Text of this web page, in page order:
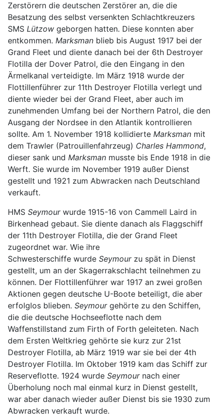
Zerstörern die deutschen Zerstörer an, die die
Besatzung des selbst versenkten Schlachtkreuzers
SMS Lützow geborgen hatten. Diese konnten aber
entkommen. Marksman blieb bis August 1917 bei der
Grand Fleet und diente danach bei der 6th Destroyer
Flotilla der Dover Patrol, die den Eingang in den
Ärmelkanal verteidigte. Im März 1918 wurde der
Flottillenführer zur 11th Destroyer Flotilla verlegt und
diente wieder bei der Grand Fleet, aber auch im
zunehmenden Umfang bei der Northern Patrol, die den
Ausgang der Nordsee in den Atlantik kontrollieren
sollte. Am 1. November 1918 kollidierte Marksman mit
dem Trawler (Patrouillenfahrzeug) Charles Hammond,
dieser sank und Marksman musste bis Ende 1918 in die
Werft. Sie wurde im November 1919 außer Dienst
gestellt und 1921 zum Abwracken nach Deutschland
verkauft.
HMS Seymourwurde 1915-16 von Cammell Laird in
Birkenhead gebaut. Sie diente danach als Flaggschiff
der 11th Destroyer Flotilla, die der Grand Fleet
zugeordnet war. Wie ihre
Schwesterschiffe wurde Seymourzu spät in Dienst
gestellt, um an der Skagerrakschlacht teilnehmen zu
können. Der Flottillenführer war 1917 an zwei großen
Aktionen gegen deutsche U-Boote beteiligt, die aber
erfolglos blieben. Seymourgehörte zu den Schiffen,
die die deutsche Hochseeflotte nach dem
Waffenstillstand zum Firth of Forth geleiteten. Nach
dem Ersten Weltkrieg gehörte sie kurz zur 21st
Destroyer Flotilla, ab März 1919 war sie bei der 4th
Destroyer Flotilla. Im Oktober 1919 kam das Schiff zur
Reserveflotte. 1924 wurde Seymournach einer
Überholung noch mal einmal kurz in Dienst gestellt,
war aber danach wieder außer Dienst bis sie 1930 zum
Abwracken verkauft wurde.